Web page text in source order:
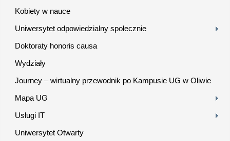
Kobiety w nauce
Uniwersytet odpowiedzialny społecznie
Doktoraty honoris causa
Wydziały
Journey – wirtualny przewodnik po Kampusie UG w Oliwie
Mapa UG
Usługi IT
Uniwersytet Otwarty